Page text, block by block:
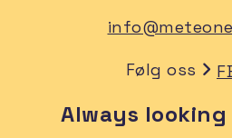
Følg oss
Always